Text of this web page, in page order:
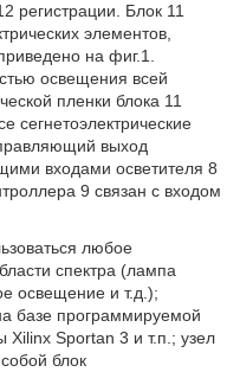
регистрации. Блок 11
элементов,
на фиг.1.
освещения всей
пленки блока 11
сегнетоэлектрические
выход
входами осветителя 8
9 связан с входом
любое
спектра (лампа
освещение и т.д.);
базе программируемой
Xilinx Sportan 3 и т.п.; узел
блок